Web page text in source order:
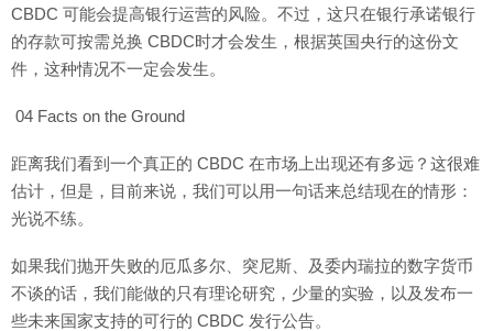
CBDC 可能会提高银行运营的风险。不过，这只在银行承诺银行
的存款可按需兑换 CBDC时才会发生，根据英国央行的这份文
件，这种情况不一定会发生。
04 Facts on the Ground
距离我们看到一个真正的 CBDC 在市场上出现还有多远？这很难
估计，但是，目前来说，我们可以用一句话来总结现在的情形：
光说不练。
如果我们抛开失败的厄瓜多尔、突尼斯、及委内瑞拉的数字货币
不谈的话，我们能做的只有理论研究，少量的实验，以及发布一
些未来国家支持的可行的 CBDC 发行公告。